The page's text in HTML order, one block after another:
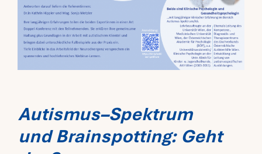
Fachpersonen
Team
Fragen FAQ
Autismus–Spektrum
und Brainspotting: Geht